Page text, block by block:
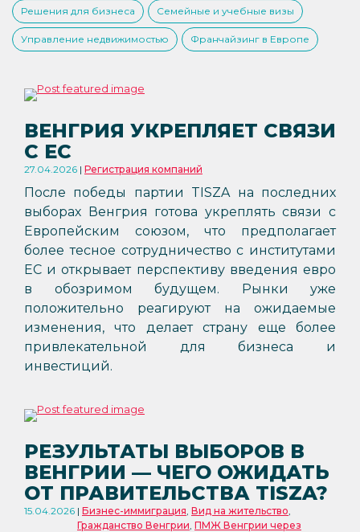
Решения для бизнеса Семейные и учебные визы
Управление недвижимостью Франчайзинг в Европе
ВЕНГРИЯ УКРЕПЛЯЕТ СВЯЗИ
С ЕС
27.04.2026 Регистрация компаний
После победы партии TISZA на последних
выборах Венгрия готова укреплять связи с
Европейским союзом, что предполагает
более тесное сотрудничество с институтами
ЕС и открывает перспективу введения евро
в обозримом будущем. Рынки уже
положительно реагируют на ожидаемые
изменения, что делает страну еще более
привлекательной для бизнеса и
инвестиций.
РЕЗУЛЬТАТЫ ВЫБОРОВ В
ВЕНГРИИ — ЧЕГО ОЖИДАТЬ
ОТ ПРАВИТЕЛЬСТВА TISZA?
15.04.2026 Бизнес-иммиграция, Вид на жительство,
Гражданство Венгрии, ПМЖ Венгрии через